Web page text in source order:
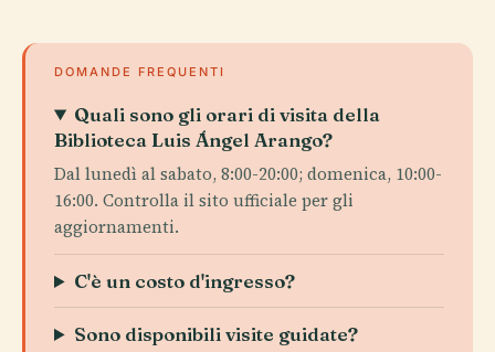
DOMANDE FREQUENTI
Quali sono gli orari di visita della
Biblioteca Luis Ángel Arango?
Dal lunedì al sabato, 8:00-20:00; domenica, 10:00-
16:00. Controlla il sito ufficiale per gli
aggiornamenti.
C'è un costo d'ingresso?
Sono disponibili visite guidate?